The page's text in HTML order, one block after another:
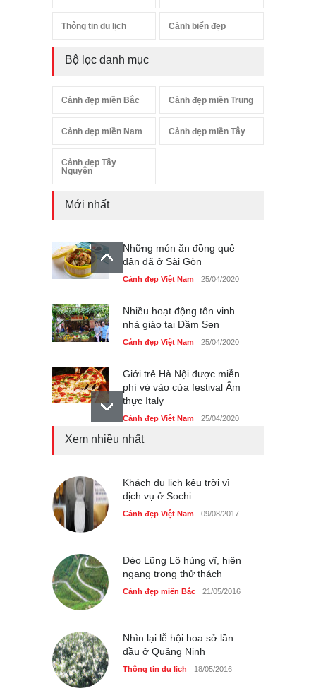
Thông tin du lịch Cảnh biển đẹp
Bộ lọc danh mục
Cảnh đẹp miền Bắc Cảnh đẹp miền Trung
Cảnh đẹp miền Nam Cảnh đẹp miền Tây
Cảnh đẹp Tây
Nguyên
Mới nhất
Những món ăn đồng quê
dân dã ở Sài Gòn
Cảnh đẹp Việt Nam 25/04/2020
Nhiều hoạt động tôn vinh
nhà giáo tại Đầm Sen
Cảnh đẹp Việt Nam 25/04/2020
Giới trẻ Hà Nội được miễn
phí vé vào cửa festival Ẩm
thực Italy
Cảnh đẹp Việt Nam 25/04/2020
Cảnh đẹp Việt Nam 25/04/2020
Bán đảo Sơn Trà sẽ là khu
Xem nhiều nhất
Khách du lịch kêu trời vì
dịch vụ ở Sochi
Cảnh đẹp Việt Nam 09/08/2017
Đèo Lũng Lô hùng vĩ, hiên
ngang trong thử thách
Cảnh đẹp miền Bắc 21/05/2016
Nhìn lại lễ hội hoa sở lần
đầu ở Quảng Ninh
Thông tin du lịch 18/05/2016